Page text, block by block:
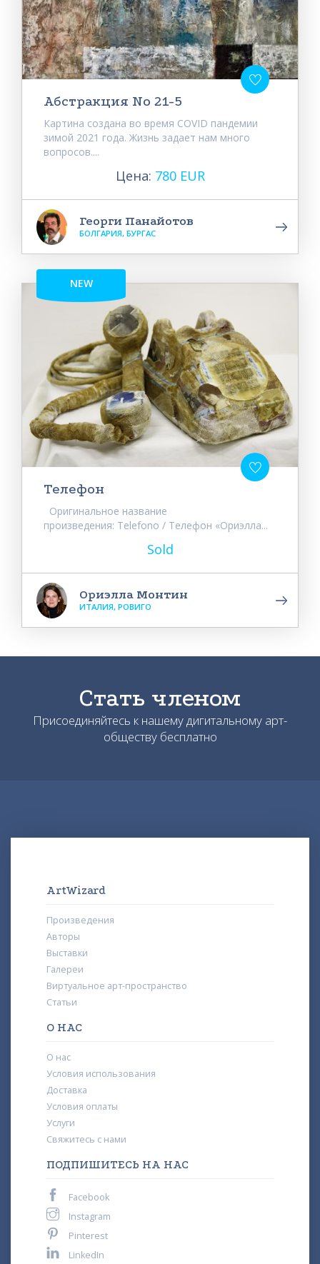
Абстракция No 21-5
Картина создана во время COVID пандемии
зимой 2021 года. Жизнь задает нам много
вопросов....
Цена: 780 EUR
Георги Панайотов
БОЛГАРИЯ, БУРГАС
NEW
Телефон
Оригинальное название
произведения: Telefono / Телефон «Ориэлла...
Sold
Ориэлла Монтин
ИТАЛИЯ, РОВИГО
Стать членом
Присоединяйтесь к нашему дигитальному арт-
обществу бесплатно
ArtWizard
Произведения
Авторы
Выставки
Галереи
Виртуальное арт-пространство
Статьи
О НАС
О нас
Условия использования
Доставка
Условия оплаты
Услуги
Свяжитесь с нами
ПОДПИШИТЕСЬ НА НАС
Facebook
Instagram
Pinterest
LinkedIn